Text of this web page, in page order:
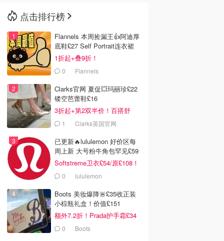
点击排行榜
Flannels 本周捡漏王👍阿迪厚
底鞋£27 Self Portrait连衣裙
£63
1折起+叠9折！
0 Flannels
Clarks官网 夏促💥玛丽珍£22
镂空芭蕾鞋£16
3折起+第2双半价！百搭舒
服！1 Clarks英国官网
已更新🔥lululemon 好价区每
周上新 大号粉牛角包罕见£59
Softstreme卫衣£54/原£108！
0 lululemon
Boots 美妆爆降🚨£35收正装
小棕瓶礼盒！价值£151
额外7.2折！Prada护手霜£34
0 Boots